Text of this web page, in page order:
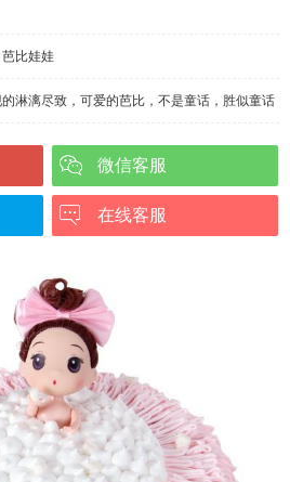
比娃娃
淋漓尽致，可爱的芭比，不是童话，胜似童话
微信客服
在线客服